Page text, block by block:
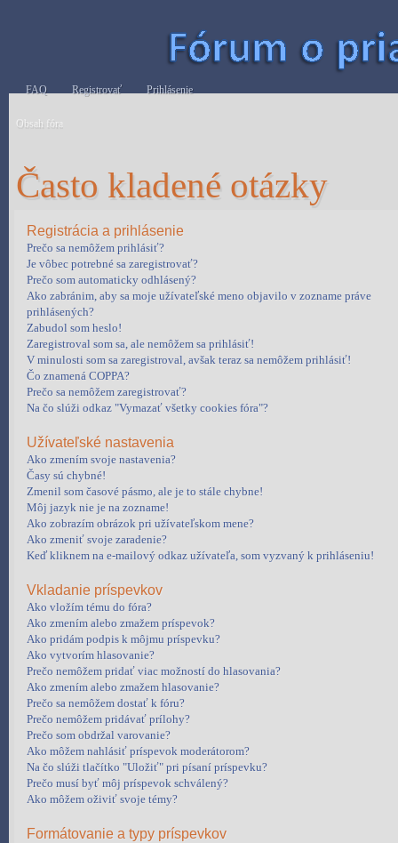
FAQ Registrovať Prihlásenie
Obsah fóra
Často kladené otázky
Registrácia a prihlásenie
Prečo sa nemôžem prihlásiť?
Je vôbec potrebné sa zaregistrovať?
Prečo som automaticky odhlásený?
Ako zabránim, aby sa moje užívateľské meno objavilo v zozname práve
prihlásených?
Zabudol som heslo!
Zaregistroval som sa, ale nemôžem sa prihlásiť!
V minulosti som sa zaregistroval, avšak teraz sa nemôžem prihlásiť!
Čo znamená COPPA?
Prečo sa nemôžem zaregistrovať?
Na čo slúži odkaz "Vymazať všetky cookies fóra"?
Užívateľské nastavenia
Ako zmením svoje nastavenia?
Časy sú chybné!
Zmenil som časové pásmo, ale je to stále chybne!
Môj jazyk nie je na zozname!
Ako zobrazím obrázok pri užívateľskom mene?
Ako zmeniť svoje zaradenie?
Keď kliknem na e-mailový odkaz užívateľa, som vyzvaný k prihláseniu!
Vkladanie príspevkov
Ako vložím tému do fóra?
Ako zmením alebo zmažem príspevok?
Ako pridám podpis k môjmu príspevku?
Ako vytvorím hlasovanie?
Prečo nemôžem pridať viac možností do hlasovania?
Ako zmením alebo zmažem hlasovanie?
Prečo sa nemôžem dostať k fóru?
Prečo nemôžem pridávať prílohy?
Prečo som obdržal varovanie?
Ako môžem nahlásiť príspevok moderátorom?
Na čo slúži tlačítko "Uložiť" pri písaní príspevku?
Prečo musí byť môj príspevok schválený?
Ako môžem oživiť svoje témy?
Formátovanie a typy príspevkov